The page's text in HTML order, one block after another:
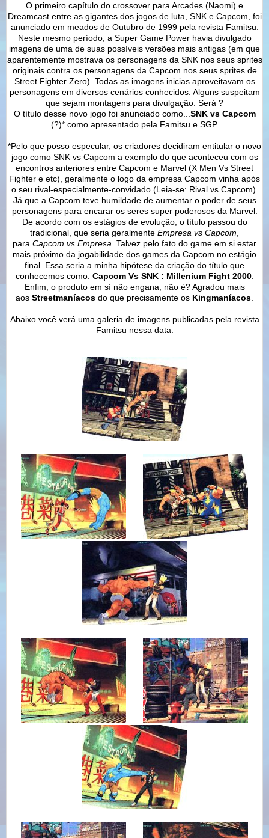
O primeiro capítulo do crossover para Arcades (Naomi) e
Dreamcast entre as gigantes dos jogos de luta, SNK e Capcom, foi
anunciado em meados de Outubro de 1999 pela revista Famitsu.
Neste mesmo período, a Super Game Power havia divulgado
imagens de uma de suas possíveis versões mais antigas (em que
aparentemente mostrava os personagens da SNK nos seus sprites
originais contra os personagens da Capcom nos seus sprites de
Street Fighter Zero). Todas as imagens inicias aproveitavam os
personagens em diversos cenários conhecidos. Alguns suspeitam
que sejam montagens para divulgação. Será ?
O título desse novo jogo foi anunciado como... SNK vs Capcom
(?)* como apresentado pela Famitsu e SGP.
*Pelo que posso especular, os criadores decidiram entitular o novo
jogo como SNK vs Capcom a exemplo do que aconteceu com os
encontros anteriores entre Capcom e Marvel (X Men Vs Street
Fighter e etc), geralmente o logo da empresa Capcom vinha após
o seu rival-especialmente-convidado (Leia-se: Rival vs Capcom).
Já que a Capcom teve humildade de aumentar o poder de seus
personagens para encarar os seres super poderosos da Marvel.
De acordo com os estágios de evolução, o título passou do
tradicional, que seria geralmente Empresa vs Capcom
para Capcom vs Empresa . Talvez pelo fato do game em si estar
mais próximo da jogabilidade dos games da Capcom no estágio
final. Essa seria a minha hipótese da criação do título que
conhecemos como: Capcom Vs SNK : Millenium Fight 2000.
Enfim, o produto em sí não engana, não é? Agradou mais
aos Streetmaníacos do que precisamente os Kingmaníacos
Abaixo você verá uma galeria de imagens publicadas pela revista
Famitsu nessa data: